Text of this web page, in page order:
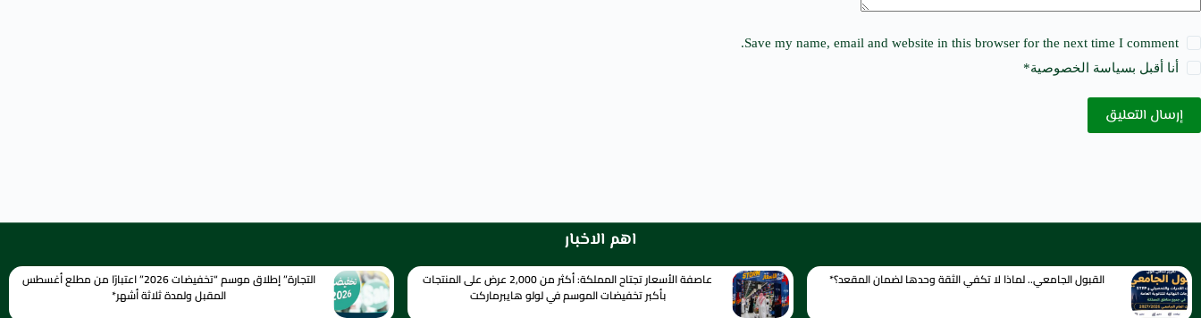
Save my name, email and website in this browser for the next time I comment.
أنا أقبل بسياسة الخصوصية*
إرسال التعليق
اهم الاخبار
القبول الجامعي.. لماذا لا تكفي الثقة وحدها لضمان المقعد؟* عاصفة الأسعار تجتاح المملكة: أكثر من 2,000 عرض على المنتجات
بأكبر تخفيضات الموسم في لولو هايبرماركت
التجارة” إطلاق موسم “تخفيضات 2026” اعتبارًا من مطلع أغسطس
المقبل ولمدة ثلاثة أشهر*